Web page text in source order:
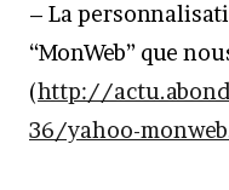
– La
“MonWeb” que
(http://
36/yahoo-